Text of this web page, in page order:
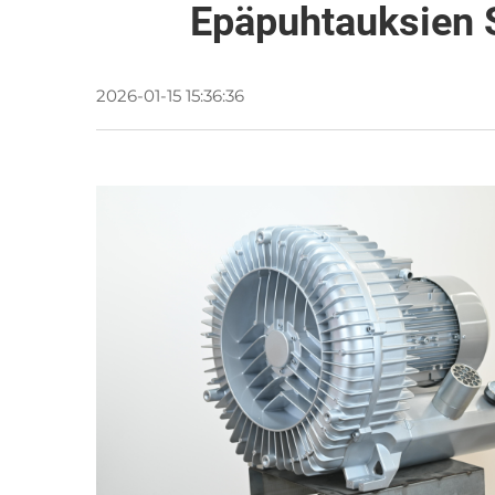
Epäpuhtauksien
2026-01-15 15:36:36